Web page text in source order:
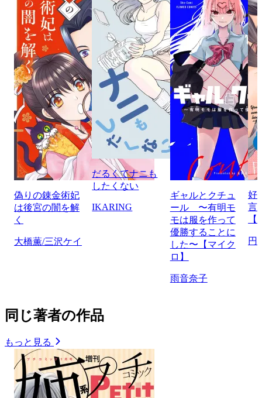
偽りの錬金術妃
は後宮の闇を解
く
大橋薫/三沢ケイ
だるくてナニも
したくない
IKARING
ギャルとクチュ
ール 〜有明モ
モは服を作って
優勝することに
した〜【マイク
ロ】
雨音奈子
好
言
円
同じ著者の作品
もっと見る